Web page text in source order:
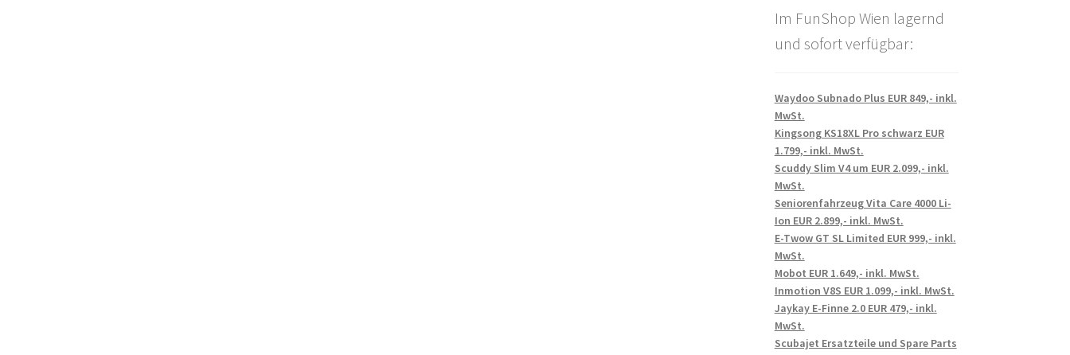
Im FunShop Wien lagernd
und sofort verfügbar:
Waydoo Subnado Plus EUR 849,- inkl.
MwSt.
Kingsong KS18XL Pro schwarz EUR
1.799,- inkl. MwSt.
Scuddy Slim V4 um EUR 2.099,- inkl.
MwSt.
Seniorenfahrzeug Vita Care 4000 Li-
Ion EUR 2.899,- inkl. MwSt.
E-Twow GT SL Limited EUR 999,- inkl.
MwSt.
Mobot EUR 1.649,- inkl. MwSt.
Inmotion V8S EUR 1.099,- inkl. MwSt.
Jaykay E-Finne 2.0 EUR 479,- inkl.
MwSt.
Scubajet Ersatzteile und Spare Parts